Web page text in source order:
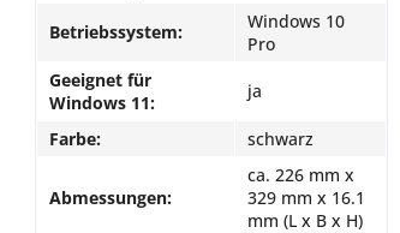
Betriebssystem:
Windows 10
Pro
Geeignet für
Windows 11:
ja
Farbe: schwarz
Abmessungen:
ca. 226 mm x
329 mm x 16.1
mm (L x B x H)